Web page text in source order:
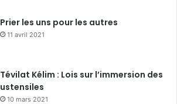
Prier les uns pour les autres
11 avril 2021
Tévilat Kélim : Lois sur l’immersion des
ustensiles
10 mars 2021